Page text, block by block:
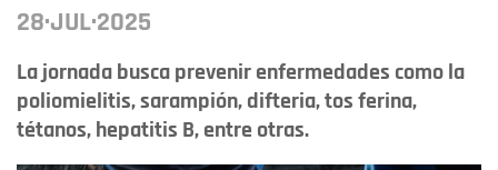
28·JUL·2025
La jornada busca prevenir enfermedades como la
poliomielitis, sarampión, difteria, tos ferina,
tétanos, hepatitis B, entre otras.